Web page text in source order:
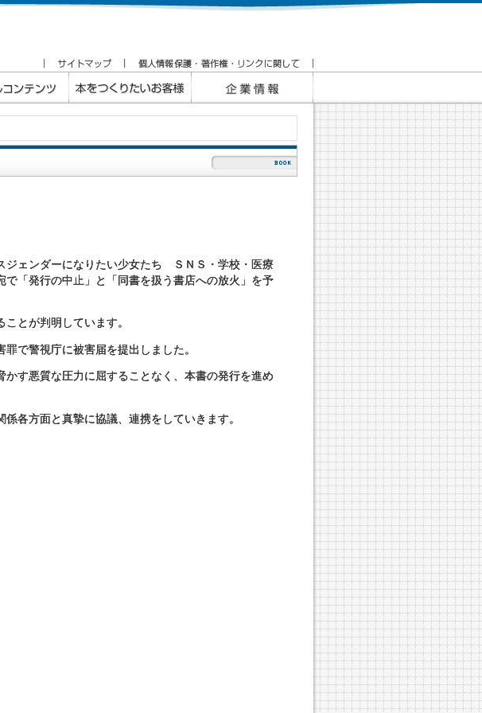
ジェンダーになりたい少女たち ＳＮＳ・学校・医療
「発行の中止」と「同書を扱う書店への放火」を予
とが判明しています。
で警視庁に被害届を提出しました。
す悪質な圧力に屈することなく、本書の発行を進め
各方面と真摯に協議、連携をしていきます。